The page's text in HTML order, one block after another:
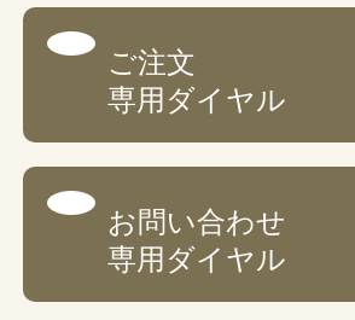
ご注文
専用ダイヤル
お問い合わせ
専用ダイヤル